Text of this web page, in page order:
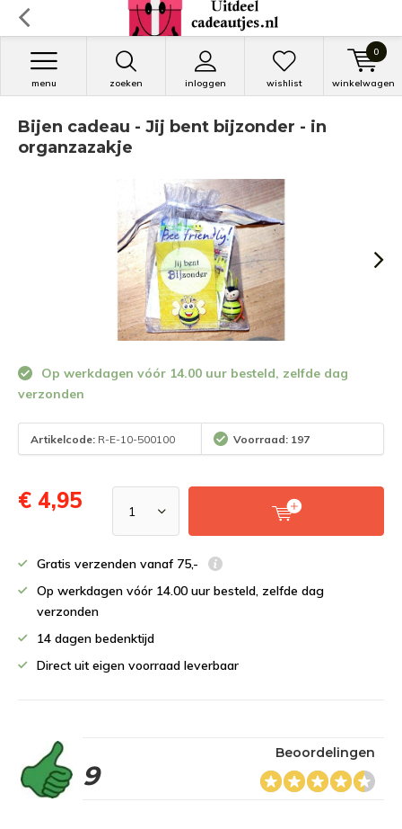
zoeken inloggen
menu wishlist winkelwagen
0
Bijen cadeau - Jij bent bijzonder - in
organzazakje
Op werkdagen vóór 14.00 uur besteld, zelfde dag
verzonden
Artikelcode: R-E-10-500100 Voorraad: 197
€ 4,95
Gratis verzenden vanaf 75,-
Op werkdagen vóór 14.00 uur besteld, zelfde dag
verzonden
14 dagen bedenktijd
Direct uit eigen voorraad leverbaar
9
Beoordelingen